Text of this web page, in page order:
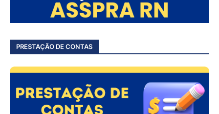
PRESTAÇÃO DE CONTAS